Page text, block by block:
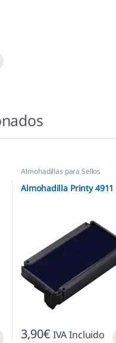
Almohadillas para Sellos
Automáticos Almohadillas
Almohadilla Printy 4911
3,90€ IVA Incluido